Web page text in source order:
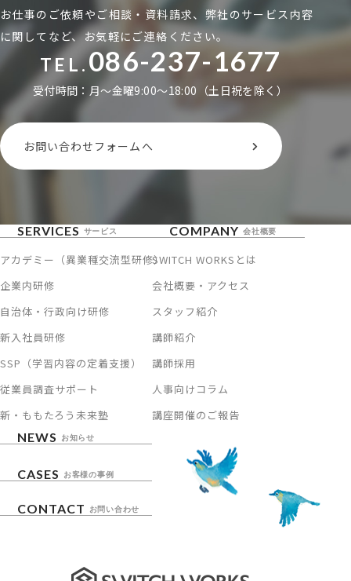
お仕事のご依頼やご相談・資料請求、弊社のサービス内容
に関してなど、お気軽にご連絡ください。
TEL.086-237-1677
受付時間：月〜金曜9:00〜18:00（土日祝を除く）
お問い合わせフォームへ
SERVICES サービス
アカデミー（異業種交流型研修）
企業内研修
自治体・行政向け研修
新入社員研修
SSP（学習内容の定着支援）
従業員調査サポート
新・ももたろう未来塾
COMPANY 会社概要
SWITCH WORKSとは
会社概要・アクセス
スタッフ紹介
講師紹介
講師採用
人事向けコラム
講座開催のご報告
NEWS
お知らせ
CASES お客様の事例
CONTACT お問い合わせ